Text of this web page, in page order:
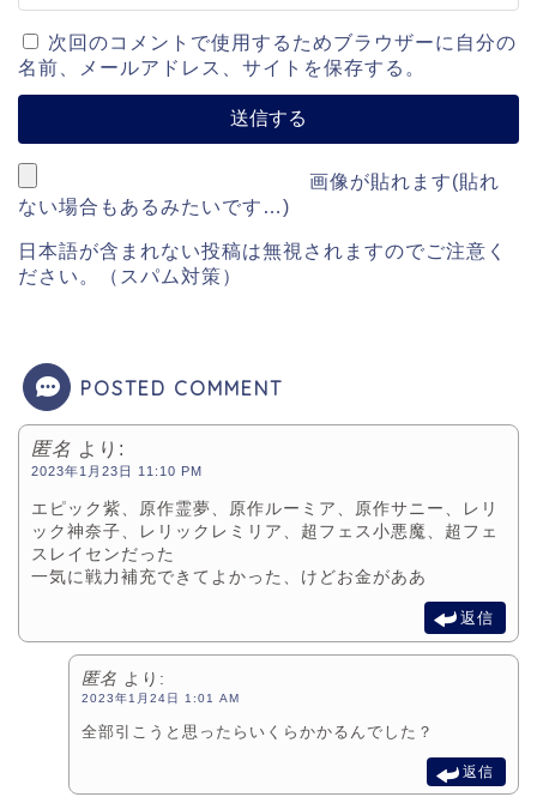
次回のコメントで使用するためブラウザーに自分の
名前、メールアドレス、サイトを保存する。
画像が貼れます(貼れ
ない場合もあるみたいです…)
日本語が含まれない投稿は無視されますのでご注意く
ださい。（スパム対策）
POSTED COMMENT
匿名 より:
2023年1月23日 11:10 PM
エピック紫、原作霊夢、原作ルーミア、原作サニー、レリ
ック神奈子、レリックレミリア、超フェス小悪魔、超フェ
スレイセンだった
一気に戦力補充できてよかった、けどお金がああ
返信
匿名 より:
2023年1月24日 1:01 AM
全部引こうと思ったらいくらかかるんでした？
返信